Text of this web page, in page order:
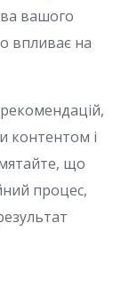
вашого
впливає на
контентом і
що
процес,